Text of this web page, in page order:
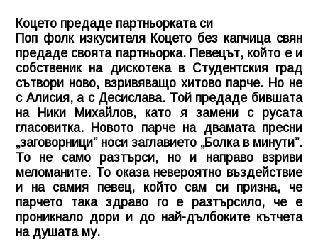
Коцето предаде партньорката си
Поп фолк изкусителя Коцето без капчица свян
предаде своята партньорка. Певецът, който е и
собственик на дискотека в Студентския град
сътвори ново, взривяващо хитово парче. Но не
с Алисия, а с Десислава. Той предаде бившата
на Ники Михайлов, като я замени с русата
гласовитка. Новото парче на двамата пресни
„заговорници” носи заглавието „Болка в минути”.
То не само разтърси, но и направо взриви
меломаните. То оказа невероятно въздействие
и на самия певец, който сам си призна, че
парчето така здраво го е разтърсило, че е
проникнало дори и до най-дълбоките кътчета
на душата му.